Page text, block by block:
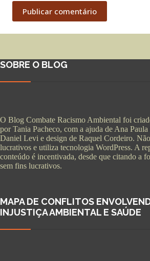
Publicar comentário
SOBRE O BLOG
O Blog Combate Racismo Ambiental foi
por Tania Pacheco, com a ajuda de Ana
Daniel Levi e design de Raquel Cordeiro.
lucrativos e utiliza tecnologia WordPress. A
conteúdo é incentivada, desde que citando a
sem fins lucrativos.
MAPA DE CONFLITOS
INJUSTIÇA AMBIENTAL E SAÚDE